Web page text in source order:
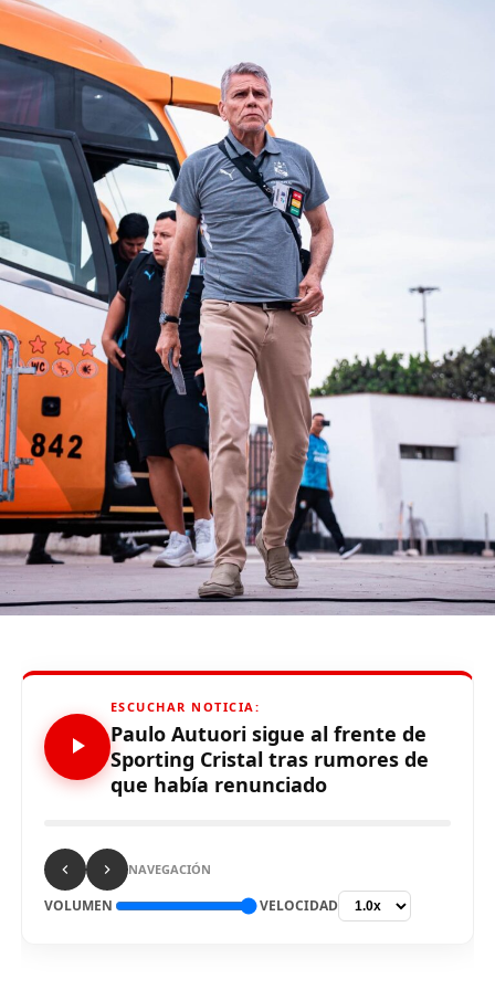
Televisación o Patrocinio».
Si bien Universitario quedó eliminado de la Copa
Sudamericana, esta sanción impuesta por Conmebol se
hará efectiva el próximo año en caso el delantero
nacional juegue un torneo de clubes a nivel
internacional.
(function(d, s, id) {
var js, fjs = d.getElementsByTagName(s)[0];
if (d.getElementById(id)) {return;}
js = d.createElement(s); js.id = id;
js.src = «//connect.facebook.net/es_LA/all.js#xfbml=1»;
fjs.parentNode.insertBefore(js, fjs);
}(document, «script», «facebook-jssdk»));
Source link
Comparte esto:
RELATED TOPICS:
Binacional por lesión
DON'T MISS
Gareca: «Gianluca Lapadula está bien»
ESCUCHAR NOTICIA:
Paulo Autuori sigue al frente de
Sporting Cristal tras rumores de
que había renunciado
NAVEGACIÓN
VOLUMEN VELOCIDAD